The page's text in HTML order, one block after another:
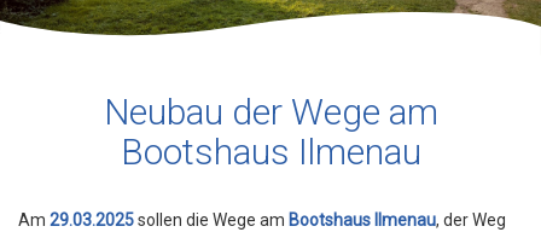
Neubau der Wege am
Bootshaus Ilmenau
Am 29.03.2025sollen die Wege am Bootshaus Ilmenau, der Weg